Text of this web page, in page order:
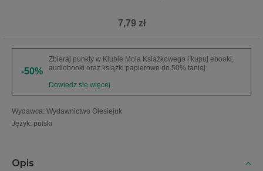
7,79 zł
-50%
Zbieraj punkty w Klubie Mola Książkowego i kupuj ebooki,
audiobooki oraz książki papierowe do 50% taniej.
Dowiedz się więcej.
Wydawca: Wydawnictwo Olesiejuk
Język: polski
Opis